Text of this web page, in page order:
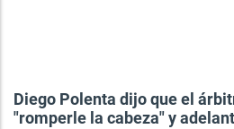
Diego Polenta dijo que el
"romperle la cabeza" y